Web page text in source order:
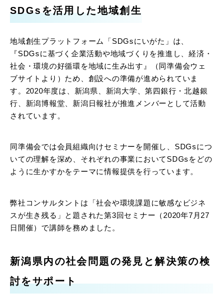
SDGsを活用した地域創生
地域創生プラットフォーム「SDGsにいがた」は、
『SDGsに基づく企業活動や地域づくりを推進し、経済・
社会・環境の好循環を地域に生み出す』（同準備会ウェ
ブサイトより）ため、創設への準備が進められていま
す。2020年度は、新潟県、新潟大学、第四銀行・北越銀
行、新潟博報堂、新潟日報社が推進メンバーとして活動
されています。
同準備会では会員組織向けセミナーを開催し、SDGsにつ
いての理解を深め、それぞれの事業においてSDGsをどの
ように⽣かすかをテーマに情報提供を行っています。
弊社コンサルタントは「社会や環境課題に敏感なビジネ
スが生き残る」と題された第3回セミナー（2020年7月27
日開催）で講師を務めました。
新潟県内の社会問題の発見と解決策の検
討をサポート